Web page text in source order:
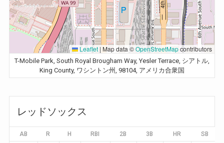
Leaflet | Map data ©OpenStreetMapcontributors
T-Mobile Park, South Royal Brougham Way, Yesler Terrace, シアトル,
King County, ワシントン州, 98104, アメリカ合衆国
レッドソックス
AB R H RBI 2B 3B HR SB